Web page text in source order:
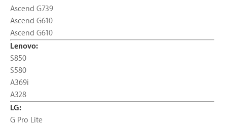
Ascend G739
Ascend G610
Ascend G610
Lenovo:
S850
S580
A369i
A328
LG:
G Pro Lite